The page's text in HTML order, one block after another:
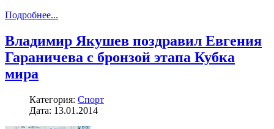
Подробнее...
Владимир Якушев поздравил Евгения
Гараничева с бронзой этапа Кубка
мира
Категория: Спорт
Дата: 13.01.2014